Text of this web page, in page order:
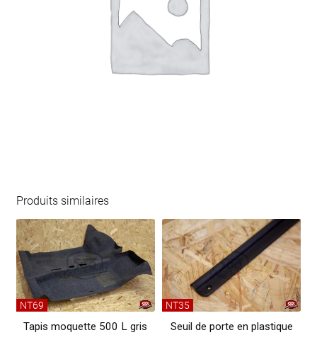
Produits similaires
NT69
Tapis moquette 500 L gris
NT35
Seuil de porte en plastique